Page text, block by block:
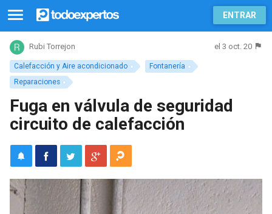
ENTRAR
Calefacción y Aire acondicionado
Fontanería
Reparaciones
Rubi Torrejon el 3 oct. 20
Fuga en válvula de seguridad
circuito de calefacción